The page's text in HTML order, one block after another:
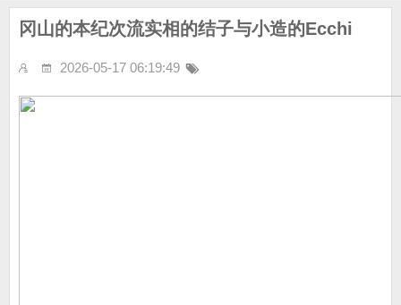
冈山的本纪次流实相的结子与小造的Ecchi
2026-05-17 06:19:49